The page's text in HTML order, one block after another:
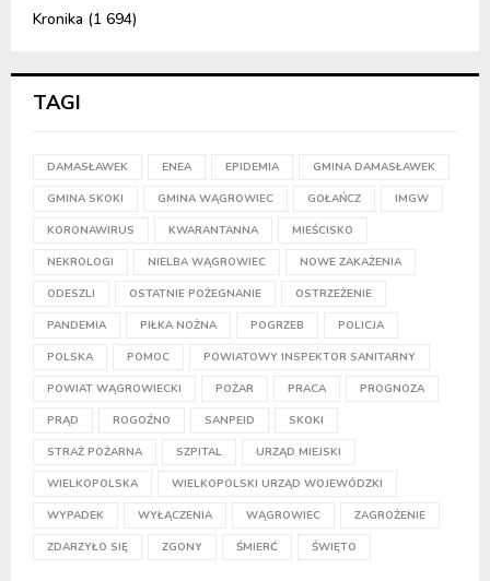
Kronika (1 694)
TAGI
DAMASŁAWEK ENEA EPIDEMIA GMINA DAMASŁAWEK
GMINA SKOKI GMINA WĄGROWIEC GOŁAŃCZ IMGW
KORONAWIRUS KWARANTANNA MIEŚCISKO
NEKROLOGI NIELBA WĄGROWIEC NOWE ZAKAŻENIA
ODESZLI OSTATNIE POŻEGNANIE OSTRZEŻENIE
PANDEMIA PIŁKA NOŻNA POGRZEB POLICJA
POLSKA POMOC POWIATOWY INSPEKTOR SANITARNY
POWIAT WĄGROWIECKI POŻAR PRACA PROGNOZA
PRĄD ROGOŹNO SANPEID SKOKI
STRAŻ POŻARNA SZPITAL URZĄD MIEJSKI
WIELKOPOLSKA WIELKOPOLSKI URZĄD WOJEWÓDZKI
WYPADEK WYŁĄCZENIA WĄGROWIEC ZAGROŻENIE
ZDARZYŁO SIĘ ZGONY ŚMIERĆ ŚWIĘTO